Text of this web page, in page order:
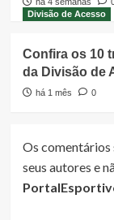
Divisão de Acesso
Confira os 10
da Divisão de
há 1 mês 0
Os comentários
seus autores e